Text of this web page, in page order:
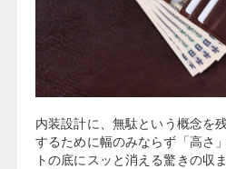
内装設計に、 無駄という概念を
するために幅のみならず「高さ
トの底にスッと消える驚きの収